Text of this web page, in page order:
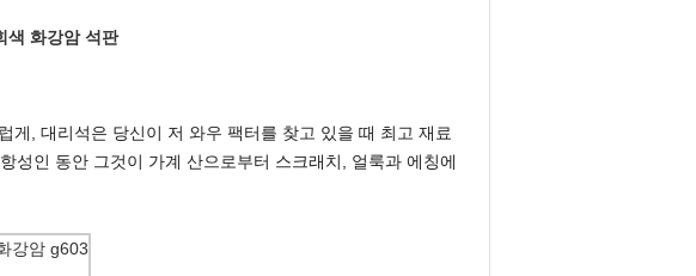
색 화강암 석판
, 대리석은 당신이 저 와우 팩터를 찾고 있을 때 최고 재료
성인 동안 그것이 가계 산으로부터 스크래치, 얼룩과 에칭에
강암 g603